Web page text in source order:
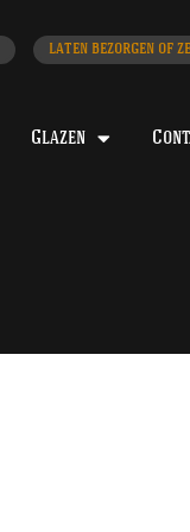
laten bezorgen of
Glazen